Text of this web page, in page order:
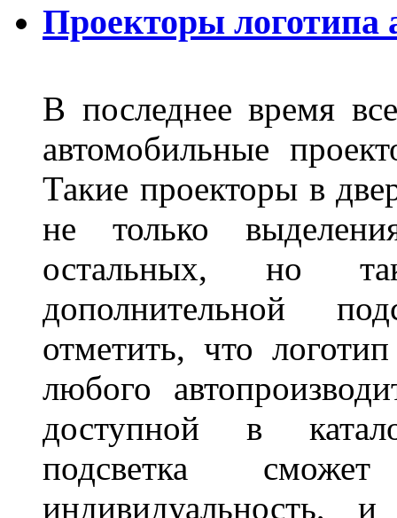
Проекторы логотипа
В последнее время
автомобильные
Такие проекторы в
не только
остальных, но
дополнительной
отметить, что
любого
доступной в
подсветка
индивидуальность,